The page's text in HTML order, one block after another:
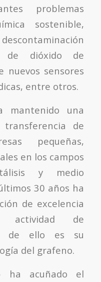
problemas
sostenible,
de dióxido de
nuevos sensores
entre otros.
mantenido una
de
pequeñas,
en los campos
y medio
30 años ha
de excelencia
de
de ello es su
del grafeno.
ha acuñado el